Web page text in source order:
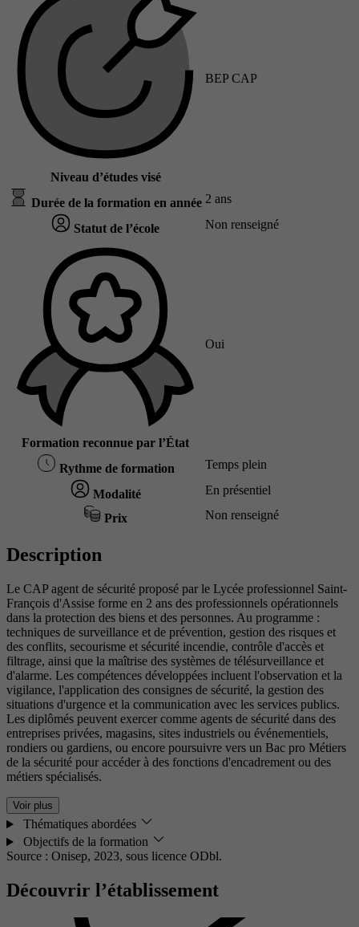
Niveau d’études visé
BEP CAP
Durée de la formation en année 2 ans
Statut de l’école Non renseigné
Formation reconnue par l’État
Oui
Rythme de formation Temps plein
Modalité En présentiel
Prix Non renseigné
Description
Le CAP agent de sécurité proposé par le Lycée professionnel Saint-
François d'Assise forme en 2 ans des professionnels opérationnels
dans la protection des biens et des personnes. Au programme :
techniques de surveillance et de prévention, gestion des risques et
des conflits, secourisme et sécurité incendie, contrôle d'accès et
filtrage, ainsi que la maîtrise des systèmes de télésurveillance et
d'alarme. Les compétences développées incluent l'observation et la
vigilance, l'application des consignes de sécurité, la gestion des
situations d'urgence et la communication avec les services publics.
Les diplômés peuvent exercer comme agents de sécurité dans des
entreprises privées, magasins, sites industriels ou événementiels,
rondiers ou gardiens, ou encore poursuivre vers un Bac pro Métiers
de la sécurité pour accéder à des fonctions d'encadrement ou des
métiers spécialisés.
Voir plus
Thématiques abordées
Objectifs de la formation
Source : Onisep, 2023, sous licence ODbl.
Découvrir l’établissement